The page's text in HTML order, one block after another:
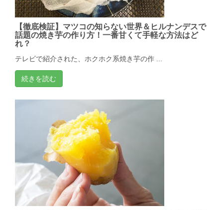
【徹底検証】マツコの知らない世界＆ヒルナンデスで
話題の焼き芋の作り方！一番甘くて手軽な方法はど
れ？
テレビで紹介された、ホクホク系焼き芋の作 ...
続きを読む